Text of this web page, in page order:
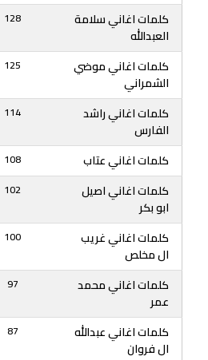
كلمات اغاني سلامة
العبدالله
128
كلمات اغاني موضي
الشمراني
125
كلمات اغاني راشد
الفارس
114
كلمات اغاني عتاب 108
كلمات اغاني اصيل
ابو بكر
102
كلمات اغاني غريب
ال مخلص
100
كلمات اغاني محمد
عمر
97
كلمات اغاني عبدالله
ال فروان
87